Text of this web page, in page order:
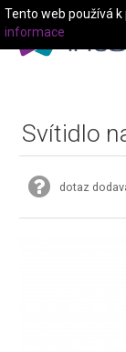
Svítidlo
dotaz
Tento web používá
informace